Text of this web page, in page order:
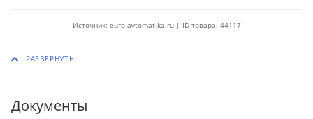
Источник: euro-avtomatika.ru | ID товара: 44117
Документы